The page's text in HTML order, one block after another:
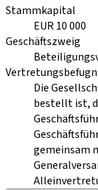
Stammkapital
EUR 10 000
Geschäftszweig
Die
bestellt ist,
gemeinsam